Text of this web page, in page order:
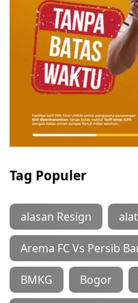
Tag Populer
alasan Resign
Arema FC Vs Persib
BMKG Bogor